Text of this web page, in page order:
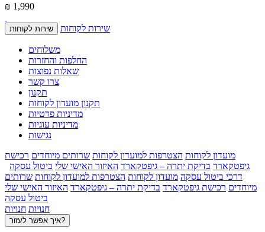
₪ 1,990
שירות לקוחות שירות לקוחות
משלוחים
החלפות והחזרות
שאלות נפוצות
צרו קשר
תקנון
תקנון מועדון לקוחות
מדיניות פרטיות
מדיניות עוגיות
נגישות
מועדון לקוחות הצטרפות למועדון לקוחות שרותים מיוחדים רכישת
גיפטקארד בדיקת יתרה – גיפטקארד האיזור האישי שלי ביטול עסקה
דרכי ביטול עסקה מועדון לקוחות הצטרפות למועדון לקוחות שרותים
מיוחדים רכישת גיפטקארד בדיקת יתרה – גיפטקארד האיזור האישי שלי
ביטול עסקה
חנויות חנויות
איך אפשר לעזור?